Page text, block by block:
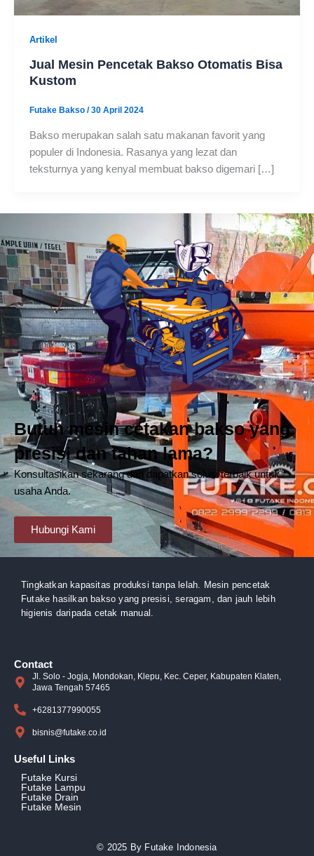
Artikel
Jual Mesin Pencetak Bakso Otomatis Bisa
Kustom
Futake Bakso /30 April 2024
Bakso merupakan salah satu makanan favorit yang
populer di Indonesia. Rasanya yang lezat dan
teksturnya yang kenyal membuat bakso digemari […]
Butuh mesin cetakan bakso yang
presisi dan tahan lama?
Konsultasikan sekarang dan dapatkan solusi terbaik untuk
usaha Anda.
Hubungi Kami
Tingkatkan kapasitas produksi tanpa lelah. Mesin pencetak
Futake hasilkan bakso yang presisi, seragam, dan jauh lebih
higienis daripada cetak manual.
Contact
Jl. Solo - Jogja, Mondokan, Klepu, Kec. Ceper, Kabupaten Klaten,
Jawa Tengah 57465
+6281377990055
bisnis@futake.co.id
Useful Links
Futake Kursi
Futake Lampu
Futake Drain
Futake Mesin
© 2025 By Futake Indonesia